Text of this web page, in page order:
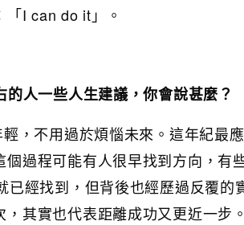
「I can do it」。
人一些人生建議，你會說甚麼？
，不用過於煩惱未來。這年紀最
個過程可能有人很早找到方向，有
已經找到，但背後也經歷過反覆的
其實也代表距離成功又更近一步。